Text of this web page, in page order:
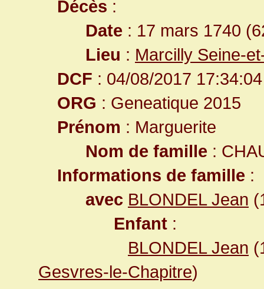
Décès :
Date : 17 mars 1740
Lieu : Marcilly Seine-
DCF : 04/08/2017 17:34:04
ORG : Geneatique 2015
Prénom : Marguerite
Nom de famille :
Informations de famille :
avec BLONDEL Jean
Enfant :
BLONDEL Jean
Gesvres-le-Chapitre)